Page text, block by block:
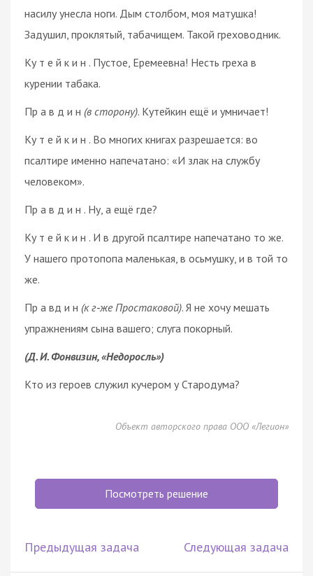
насилу унесла ноги. Дым столбом, моя матушка!
Задушил, проклятый, табачищем. Такой греховодник.
Ку т е й к и н . Пустое, Еремеевна! Несть греха в
курении табака.
Пр а в д и н (в сторону). Кутейкин ещё и умничает!
Ку т е й к и н . Во многих книгах разрешается: во
псалтире именно напечатано: «И злак на службу
человеком».
Пр а в д и н . Ну, а ещё где?
Ку т е й к и н . И в другой псалтире напечатано то же.
У нашего протопопа маленькая, в осьмушку, и в той то
же.
Пр а вд и н (к г‑же Простаковой). Я не хочу мешать
упражнениям сына вашего; слуга покорный.
(Д. И. Фонвизин, «Недоросль»)
Кто из героев служил кучером у Стародума?
Объект авторского права ООО «Легион»
Посмотреть решение
Предыдущая задача Следующая задача